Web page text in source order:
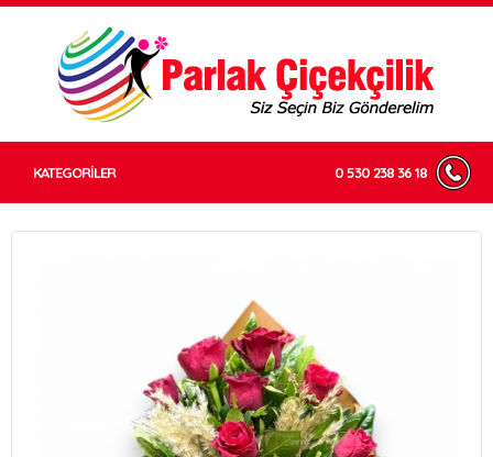
KATEGORİLER 0 530 238 36 18